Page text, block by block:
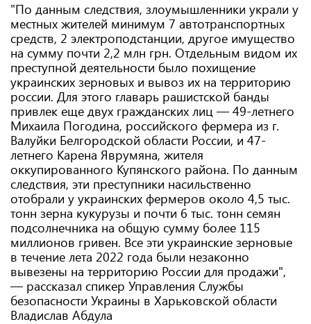
"По данным следствия, злоумышленники украли у
местных жителей минимум 7 автотранспортных
средств, 2 электроподстанции, другое имущество
на сумму почти 2,2 млн грн. Отдельным видом их
преступной деятельности было похищение
украинских зерновых и вывоз их на территорию
россии. Для этого главарь рашистской банды
привлек еще двух гражданских лиц — 49-летнего
Михаила Погодина, российского фермера из г.
Валуйки Белгородской области России, и 47-
летнего Карена Яврумяна, жителя
оккупированного Купянского района. По данным
следствия, эти преступники насильственно
отобрали у украинских фермеров около 4,5 тыс.
тонн зерна кукурузы и почти 6 тыс. тонн семян
подсолнечника на общую сумму более 115
миллионов гривен. Все эти украинские зерновые
в течение лета 2022 года были незаконно
вывезены на территорию России для продажи",
— рассказал спикер Управления Службы
безопасности Украины в Харьковской области
Владислав Абдула